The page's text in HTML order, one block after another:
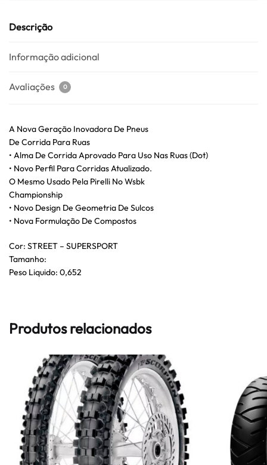
Descrição
Informação adicional
Avaliações 0
A Nova Geração Inovadora De Pneus
De Corrida Para Ruas
• Alma De Corrida Aprovado Para Uso Nas Ruas (Dot)
• Novo Perfil Para Corridas Atualizado.
O Mesmo Usado Pela Pirelli No Wsbk
Championship
• Novo Design De Geometria De Sulcos
• Nova Formulação De Compostos
Cor: STREET – SUPERSPORT
Tamanho:
Peso Liquido: 0,652
Produtos relacionados